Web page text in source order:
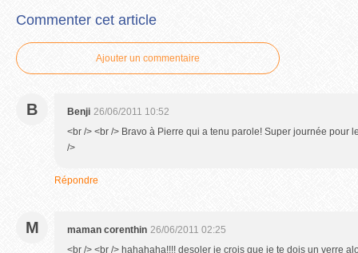
Commenter cet article
Ajouter un commentaire
B Benji 26/06/2011 10:52
<br /> <br /> Bravo à Pierre qui a tenu parole! Super journée pour
/>
Répondre
M maman corenthin 26/06/2011 02:25
<br /> <br /> hahahaha!!!! desoler je crois que je te dois un verre